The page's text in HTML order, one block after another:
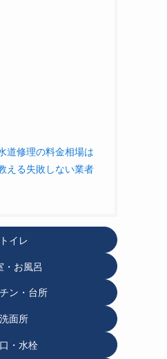
道修理の料金相場は
える失敗しない業者
トイレ
・お風呂
ン・台所
洗面所
・水栓